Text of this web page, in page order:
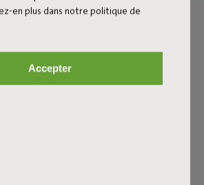
en plus dans notre politique de
Accepter
la touche finale à n’importe quel
petit pouf en éponge trouvera sa
Il te manque un siège pour
ou la fête d'anniversaire de ton enfant
deviens le meilleur hôte qui soit. Tu